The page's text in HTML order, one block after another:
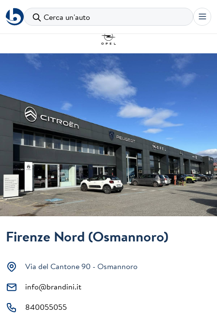
Cerca un'auto
Torna all'elenco sedi
Firenze Nord (Osmannoro)
Via del Cantone 90 - Osmannoro
info@brandini.it
840055055